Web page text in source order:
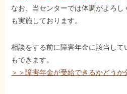
なお、当センターでは体調がよろ
も実施しております。
相談をする前に障害年金に該当して
もできます。
＞＞障害年金が受給できるかどうか